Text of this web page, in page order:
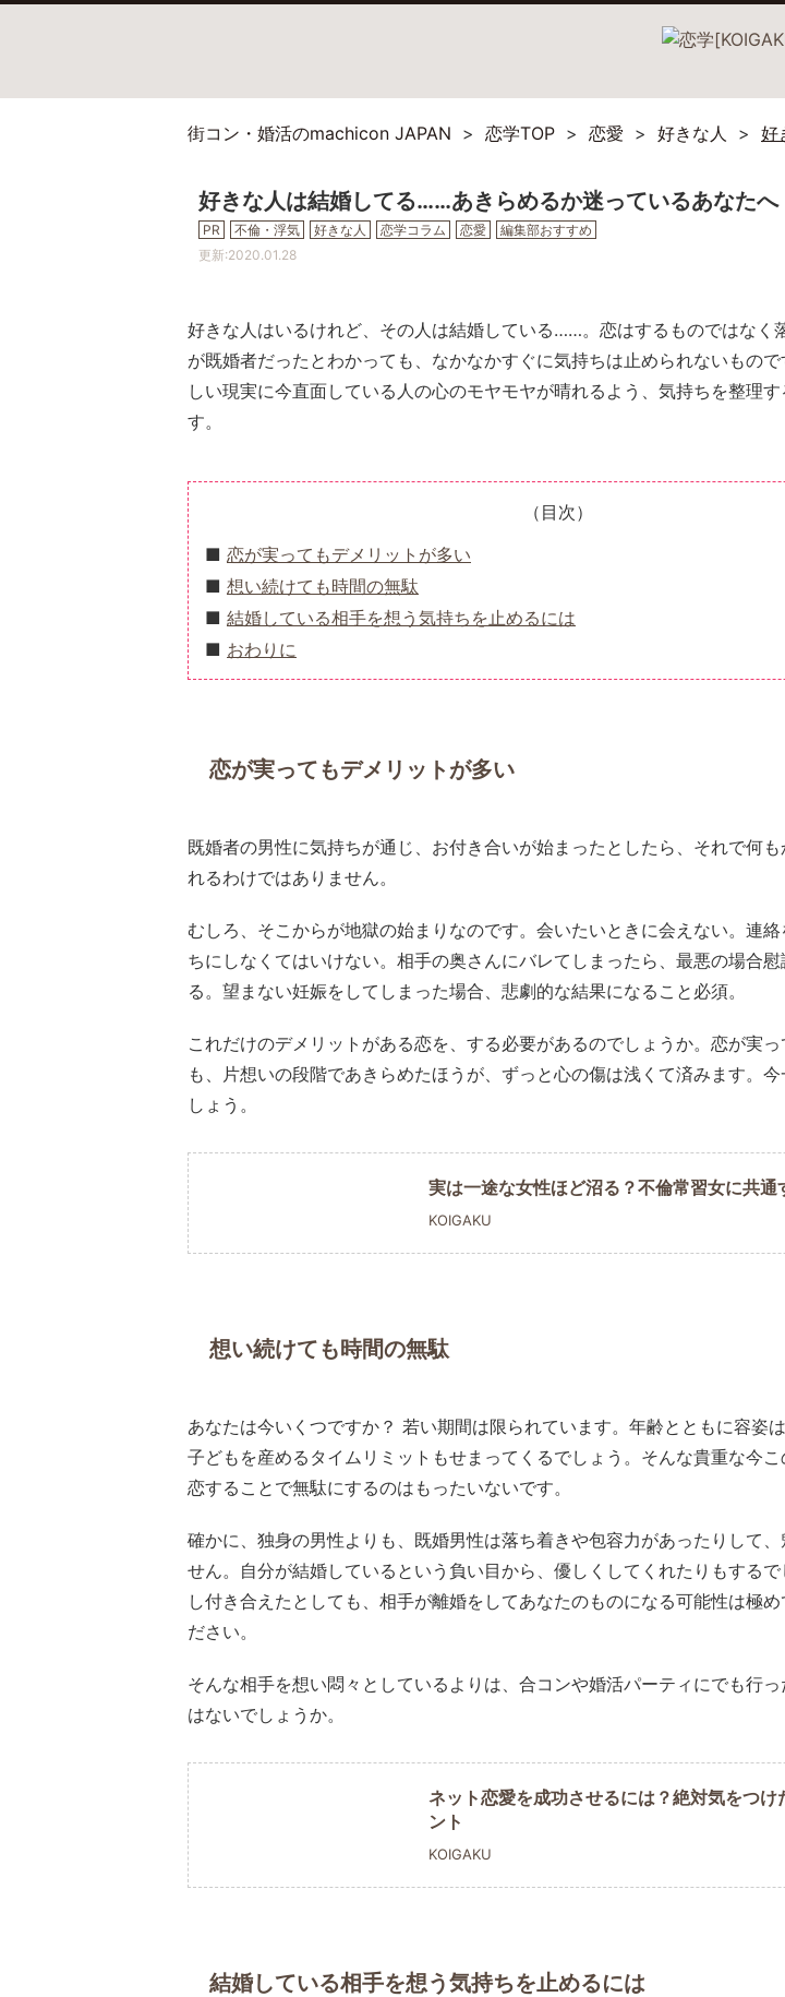
街コン・婚活のmachicon JAPAN 恋学TOP 恋愛 好きな人 好
好きな人は結婚してる……あきらめるか迷っているあなたへ
PR 不倫・浮気 好きな人 恋学コラム 恋愛 編集部おすすめ
更新:2020.01.28
好きな人はいるけれど、その人は結婚している……。恋はするものではなく
が既婚者だったとわかっても、なかなかすぐに気持ちは止められないもの
しい現実に今直面している人の心のモヤモヤが晴れるよう、気持ちを整理す
す。
（目次）
恋が実ってもデメリットが多い
想い続けても時間の無駄
結婚している相手を想う気持ちを止めるには
おわりに
恋が実ってもデメリットが多い
既婚者の男性に気持ちが通じ、お付き合いが始まったとしたら、それで何
れるわけではありません。
むしろ、そこからが地獄の始まりなのです。会いたいときに会えない。連
ちにしなくてはいけない。相手の奥さんにバレてしまったら、最悪の場合
る。望まない妊娠をしてしまった場合、悲劇的な結果になること必須。
これだけのデメリットがある恋を、する必要があるのでしょうか。恋が実っ
も、片想いの段階であきらめたほうが、ずっと心の傷は浅くて済みます。今
しょう。
実は一途な女性ほど沼る？不倫常習女に共通
KOIGAKU
想い続けても時間の無駄
あなたは今いくつですか？ 若い期間は限られています。年齢とともに容姿は
子どもを産めるタイムリミットもせまってくるでしょう。そんな貴重な今
恋することで無駄にするのはもったいないです。
確かに、独身の男性よりも、既婚男性は落ち着きや包容力があったりして、
せん。自分が結婚しているという負い目から、優しくしてくれたりもする
し付き合えたとしても、相手が離婚をしてあなたのものになる可能性は極め
ださい。
そんな相手を想い悶々としているよりは、合コンや婚活パーティにでも行
はないでしょうか。
ネット恋愛を成功させるには？絶対気をつけ
ント
KOIGAKU
結婚している相手を想う気持ちを止めるには